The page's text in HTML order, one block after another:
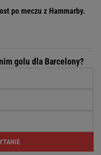
po meczu z Hammarby.
golu dla Barcelony?